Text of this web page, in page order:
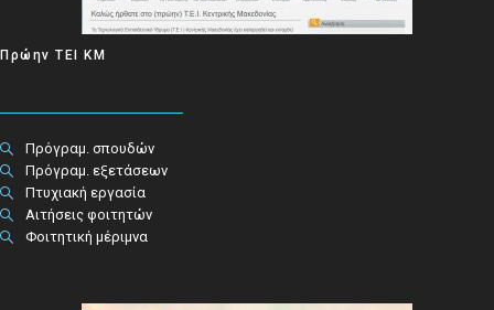
Πρώην ΤΕΙ ΚΜ
Πρόγραμ. σπουδών
Πρόγραμ. εξετάσεων
Πτυχιακή εργασία
Αιτήσεις φοιτητών
Φοιτητική μέριμνα